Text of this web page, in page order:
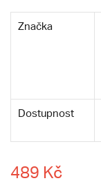
Značka
Dostupnost
489 Kč